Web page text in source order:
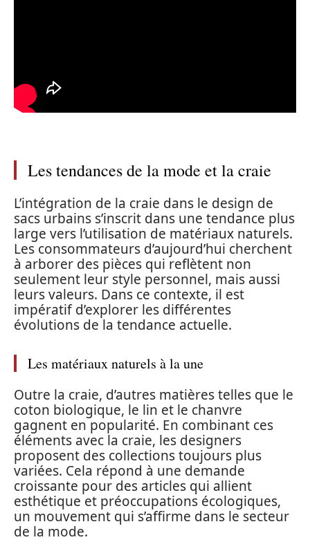
Les tendances de la mode et la craie
L’intégration de la craie dans le design de
sacs urbains s’inscrit dans une tendance plus
large vers l’utilisation de matériaux naturels.
Les consommateurs d’aujourd’hui cherchent
à arborer des pièces qui reflètent non
seulement leur style personnel, mais aussi
leurs valeurs. Dans ce contexte, il est
impératif d’explorer les différentes
évolutions de la tendance actuelle.
Les matériaux naturels à la une
Outre la craie, d’autres matières telles que le
coton biologique, le lin et le chanvre
gagnent en popularité. En combinant ces
éléments avec la craie, les designers
proposent des collections toujours plus
variées. Cela répond à une demande
croissante pour des articles qui allient
esthétique et préoccupations écologiques,
un mouvement qui s’affirme dans le secteur
de la mode.